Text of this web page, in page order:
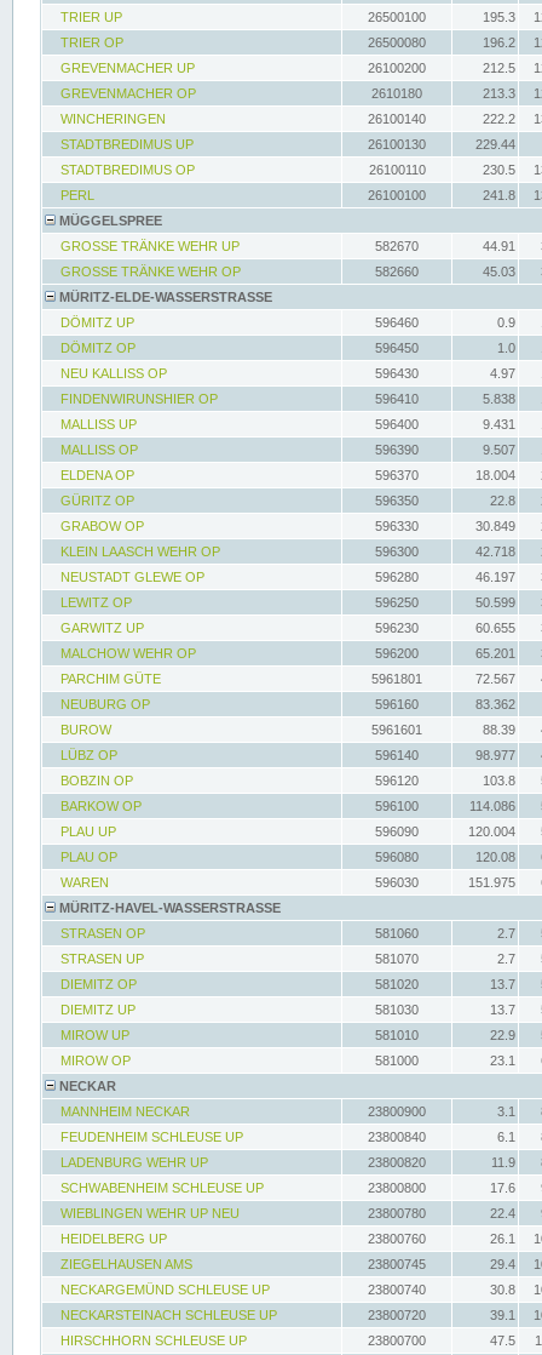
TRIER UP
26500100 195.3
TRIER OP
26500080 196.2
GREVENMACHER UP
26100200 212.5
GREVENMACHER OP
2610180 213.3
WINCHERINGEN
26100140 222.2
STADTBREDIMUS UP
26100130
229.44
STADTBREDIMUS OP
26100110 230.5
PERL
26100100 241.8
MÜGGELSPREE
GROSSE TRÄNKE WEHR UP
582670 44.91
GROSSE TRÄNKE WEHR OP
582660 45.03
MÜRITZ-ELDE-WASSERSTRASSE
DÖMITZ UP
596460 0.9
DÖMITZ OP
596450 1.0
NEU KALLISS OP
596430 4.97
FINDENWIRUNSHIER OP
596410 5.838
MALLISS UP
596400 9.431
MALLISS OP
596390 9.507
ELDENA OP
596370 18.004
GÜRITZ OP
596350 22.8
GRABOW OP
596330 30.849
KLEIN LAASCH WEHR OP
596300 42.718
NEUSTADT GLEWE OP
596280 46.197
LEWITZ OP
596250 50.599
GARWITZ UP
596230 60.655
MALCHOW WEHR OP
596200 65.201
PARCHIM GÜTE
5961801 72.567
NEUBURG OP
596160
83.362
BUROW
5961601 88.39
LÜBZ OP
596140 98.977
BOBZIN OP
596120 103.8
BARKOW OP
596100 114.086
PLAU UP
596090 120.004
PLAU OP
596080 120.08
WAREN
596030 151.975
MÜRITZ-HAVEL-WASSERSTRASSE
STRASEN OP
581060 2.7
STRASEN UP
581070 2.7
DIEMITZ OP
581020 13.7
DIEMITZ UP
581030 13.7
MIROW UP
581010 22.9
MIROW OP
581000 23.1
NECKAR
MANNHEIM NECKAR
23800900 3.1
FEUDENHEIM SCHLEUSE UP
23800840 6.1
LADENBURG WEHR UP
23800820 11.9
SCHWABENHEIM SCHLEUSE UP
23800800 17.6
WIEBLINGEN WEHR UP NEU
23800780 22.4
HEIDELBERG UP
23800760 26.1
ZIEGELHAUSEN AMS
23800745 29.4
NECKARGEMÜND SCHLEUSE UP
23800740 30.8
NECKARSTEINACH SCHLEUSE UP
23800720 39.1
HIRSCHHORN SCHLEUSE UP
23800700 47.5